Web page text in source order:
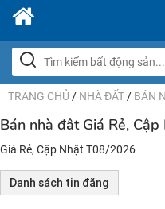
TRANG CHỦ / NHÀ ĐẤT / BÁN
Bán nhà đât Giá Rẻ,
Giá Rẻ, Cập Nhật T08/2026
Danh sách tin đăng